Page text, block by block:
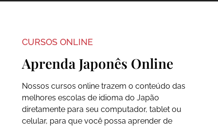
CURSOS ONLINE
Aprenda Japonês Online
Nossos cursos online trazem o conteúdo das
melhores escolas de idioma do Japão
diretamente para seu computador, tablet ou
celular, para que você possa aprender de